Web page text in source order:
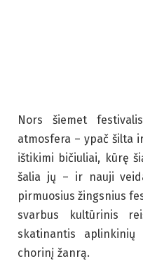
Nors šiemet
atmosfera – ypač šilta
ištikimi bičiuliai, kūrę
šalia jų – ir nauji
pirmuosius žingsnius
svarbus kultūrinis
skatinantis aplinkinių
chorinį žanrą.